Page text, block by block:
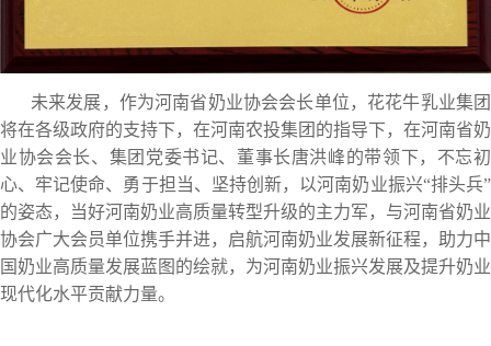
未来发展，作为河南省奶业协会会长单位，花花牛乳业集团
将在各级政府的支持下，在河南农投集团的指导下，在河南省奶
业协会会长、集团党委书记、董事长唐洪峰的带领下，不忘初
心、牢记使命、勇于担当、坚持创新，以河南奶业振兴“排头兵”
的姿态，当好河南奶业高质量转型升级的主力军，与河南省奶业
协会广大会员单位携手并进，启航河南奶业发展新征程，助力中
国奶业高质量发展蓝图的绘就，为河南奶业振兴发展及提升奶业
现代化水平贡献力量。